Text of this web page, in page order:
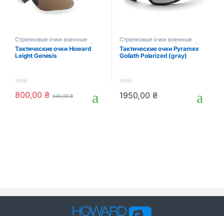
Стрелковые очки военные
защитные маски для стрельбы
Тактические очки Howard
Leight Genesis
0
o
800,00₴ 940,00₴
Стрелковые очки военные
защитные маски для стрельбы
Тактические очки Pyramex
Goliath Polarized (gray)
0
o
1950,00 ₴